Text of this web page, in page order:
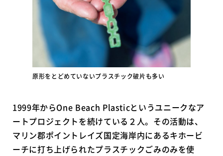
原形をとどめていないプラスチック破片も多い
1999年からOne Beach Plasticというユニークなア
ートプロジェクトを続けている２人。その活動は、
マリン郡ポイントレイズ国定海岸内にあるキホービ
ーチに打ち上げられたプラスチックごみのみを使